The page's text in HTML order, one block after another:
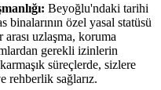
Beyoğlu'ndaki tarihi
binalarının özel yasal statüsü
arası uzlaşma, koruma
gerekli izinlerin
süreçlerde, sizlere
rehberlik sağlarız.